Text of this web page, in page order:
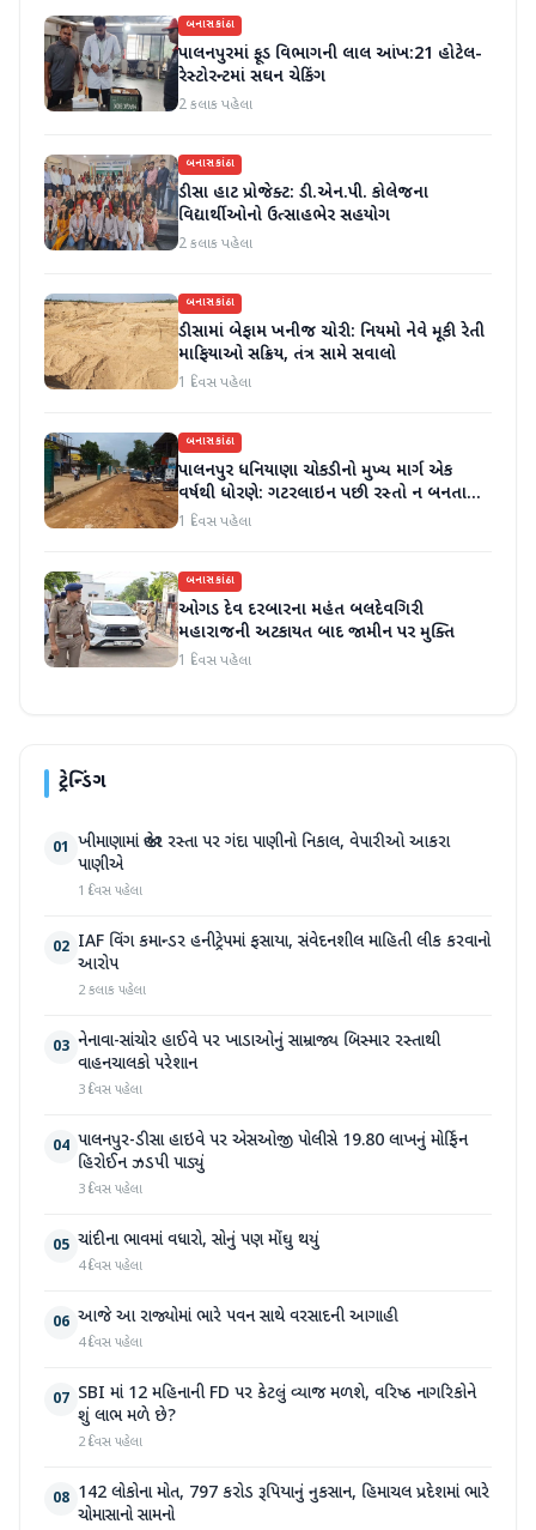
બનાસકાંઠા
પાલનપુરમાં ફૂડ વિભાગની લાલ આંખ:21 હોટેલ-
રેસ્ટોરન્ટમાં સઘન ચેકિંગ
2 કલાક પહેલા
બનાસકાંઠા
ડીસા હાટ પ્રોજેક્ટ: ડી.એન.પી. કોલેજના
વિદ્યાર્થીઓનો ઉત્સાહભેર સહયોગ
2 કલાક પહેલા
બનાસકાંઠા
ડીસામાં બેફામ ખનીજ ચોરી: નિયમો નેવે મૂકી રેતી
માફિયાઓ સક્રિય, તંત્ર સામે સવાલો
1 દિવસ પહેલા
બનાસકાંઠા
પાલનપુર ધનિયાણા ચોકડીનો મુખ્ય માર્ગ એક
વર્ષથી ધોરણે: ગટરલાઇન પછી રસ્તો ન બનતા
હાલાકી
1 દિવસ પહેલા
બનાસકાંઠા
ઓગડ દેવ દરબારના મહંત બલદેવગિરી
મહારાજની અટકાયત બાદ જામીન પર મુક્તિ
1 દિવસ પહેલા
ટ્રેન્ડિંગ
01 ખીમાણામાં જાહેર રસ્તા પર ગંદા પાણીનો નિકાલ, વેપારીઓ આકરા
પાણીએ
1 દિવસ પહેલા
02 IAF વિંગ કમાન્ડર હનીટ્રેપમાં ફસાયા, સંવેદનશીલ માહિતી લીક કરવાનો
આરોપ
2 કલાક પહેલા
03 નેનાવા-સાંચોર હાઈવે પર ખાડાઓનું સામ્રાજ્ય બિસ્માર રસ્તાથી
વાહનચાલકો પરેશાન
3 દિવસ પહેલા
04 પાલનપુર-ડીસા હાઇવે પર એસઓજી પોલીસે 19.80 લાખનું મોર્ફિન
હિરોઈન ઝડપી પાડ્યું
3 દિવસ પહેલા
05 ચાંદીના ભાવમાં વધારો, સોનું પણ મોંઘુ થયું
4 દિવસ પહેલા
06 આજે આ રાજ્યોમાં ભારે પવન સાથે વરસાદની આગાહી
4 દિવસ પહેલા
07 SBI માં 12 મહિનાની FD પર કેટલું વ્યાજ મળશે, વરિષ્ઠ નાગરિકોને
શું લાભ મળે છે?
2 દિવસ પહેલા
08 142 લોકોના મોત, 797 કરોડ રૂપિયાનું નુકસાન, હિમાચલ પ્રદેશમાં ભારે
ચોમાસાનો સામનો